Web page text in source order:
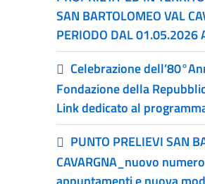
SAN BARTOLOMEO VAL
PERIODO DAL 01.05.2026
Celebrazione
Fondazione della
Link dedicato al
PUNTO PRELIEVI SAN
CAVARGNA_nuovo